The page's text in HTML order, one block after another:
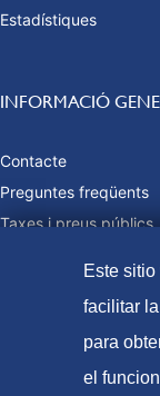
Estadístiques
INFORMACIÓ
Contacte
Preguntes freqüents
Taxes i preus públics
©
Este
facilitar
para
el